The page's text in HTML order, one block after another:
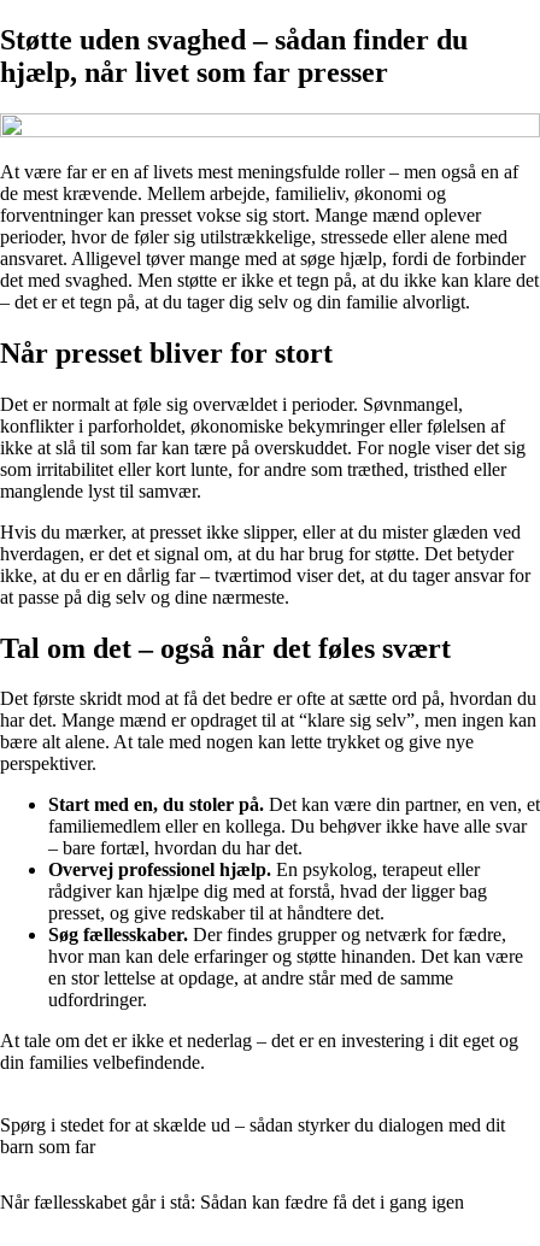
Støtte uden svaghed – sådan finder du
hjælp, når livet som far presser
At være far er en af livets mest meningsfulde roller – men også en af
de mest krævende. Mellem arbejde, familieliv, økonomi og
forventninger kan presset vokse sig stort. Mange mænd oplever
perioder, hvor de føler sig utilstrækkelige, stressede eller alene med
ansvaret. Alligevel tøver mange med at søge hjælp, fordi de forbinder
det med svaghed. Men støtte er ikke et tegn på, at du ikke kan klare det
– det er et tegn på, at du tager dig selv og din familie alvorligt.
Når presset bliver for stort
Det er normalt at føle sig overvældet i perioder. Søvnmangel,
konflikter i parforholdet, økonomiske bekymringer eller følelsen af
ikke at slå til som far kan tære på overskuddet. For nogle viser det sig
som irritabilitet eller kort lunte, for andre som træthed, tristhed eller
manglende lyst til samvær.
Hvis du mærker, at presset ikke slipper, eller at du mister glæden ved
hverdagen, er det et signal om, at du har brug for støtte. Det betyder
ikke, at du er en dårlig far – tværtimod viser det, at du tager ansvar for
at passe på dig selv og dine nærmeste.
Tal om det – også når det føles svært
Det første skridt mod at få det bedre er ofte at sætte ord på, hvordan du
har det. Mange mænd er opdraget til at “klare sig selv”, men ingen kan
bære alt alene. At tale med nogen kan lette trykket og give nye
perspektiver.
Start med en, du stoler på. Det kan være din partner, en ven, et
familiemedlem eller en kollega. Du behøver ikke have alle svar
– bare fortæl, hvordan du har det.
Overvej professionel hjælp. En psykolog, terapeut eller
rådgiver kan hjælpe dig med at forstå, hvad der ligger bag
presset, og give redskaber til at håndtere det.
Søg fællesskaber. Der findes grupper og netværk for fædre,
hvor man kan dele erfaringer og støtte hinanden. Det kan være
en stor lettelse at opdage, at andre står med de samme
udfordringer.
At tale om det er ikke et nederlag – det er en investering i dit eget og
din families velbefindende.
Spørg i stedet for at skælde ud – sådan styrker du dialogen med dit
barn som far
Når fællesskabet går i stå: Sådan kan fædre få det i gang igen